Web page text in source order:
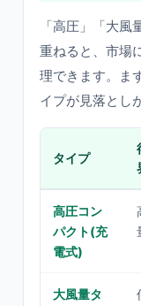
「高圧」「大
重ねると、市場
理できます。ま
イプが見落とし
タイプ
高圧コン
パクト(充
電式)
大風量タ